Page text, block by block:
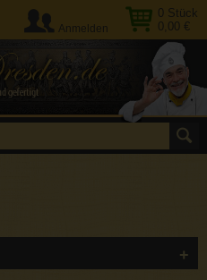
0 Stück
0,00 €
Anmelden